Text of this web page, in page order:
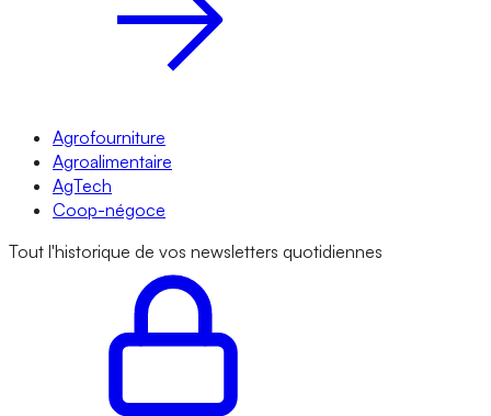
Agrofourniture
Agroalimentaire
AgTech
Coop-négoce
Tout l'historique de vos newsletters quotidiennes